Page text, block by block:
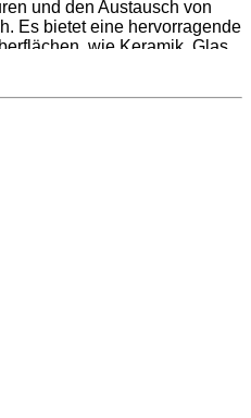
Schutzfunktion des Produktes
und den Austausch von
Es bietet eine hervorragende
wie Keramik, Glas
dauerhafte Abdichtung. Es
eine schnelle
Badezimmerfunktionen.
Bad Express kannst du
Abdichtung
wieder in Betrieb